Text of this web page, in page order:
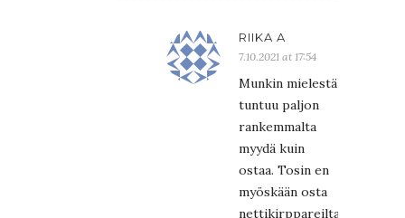
RIIKA A
7.10.2021 at 17:54
Munkin mielestä
tuntuu paljon
rankemmalta
myydä kuin
ostaa. Tosin en
myöskään osta
nettikirppareilta,